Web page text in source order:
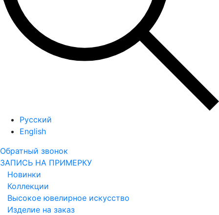
Русский
English
Обратный звонок
ЗАПИСЬ НА ПРИМЕРКУ
Новинки
Коллекции
Высокое ювелирное искусство
Изделие на заказ